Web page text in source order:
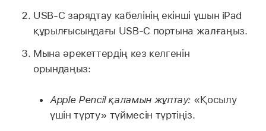
USB-C зарядтау кабелінің екінші ұшын iPad
құрылғысындағы USB-C портына жалғаңыз.
Мына әрекеттердің кез келгенін
орындаңыз:
Apple Pencil қаламын жұптау: «Қосылу
үшін түрту» түймесін түртіңіз.